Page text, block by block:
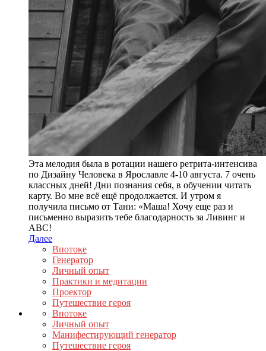
Эта мелодия была в ротации нашего ретрита-интенсива
по Дизайну Человека в Ярославле 4-10 августа. 7 очень
классных дней! Дни познания себя, в обучении читать
карту. Во мне всё ещё продолжается. И утром я
получила письмо от Тани: «Маша! Хочу еще раз и
письменно выразить тебе благодарность за Ливинг и
ABC!
Далее
Впотоке
Генератор
Личный опыт
Практики и медитации
Проектор
Путешествие героя
Впотоке
Личный опыт
Манифестирующий генератор
Путешествие героя